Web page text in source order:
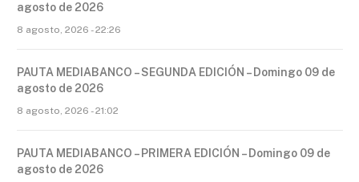
agosto de 2026
8 agosto, 2026 - 22:26
PAUTA MEDIABANCO – SEGUNDA EDICIÓN – Domingo 09 de
agosto de 2026
8 agosto, 2026 - 21:02
PAUTA MEDIABANCO – PRIMERA EDICIÓN – Domingo 09 de
agosto de 2026